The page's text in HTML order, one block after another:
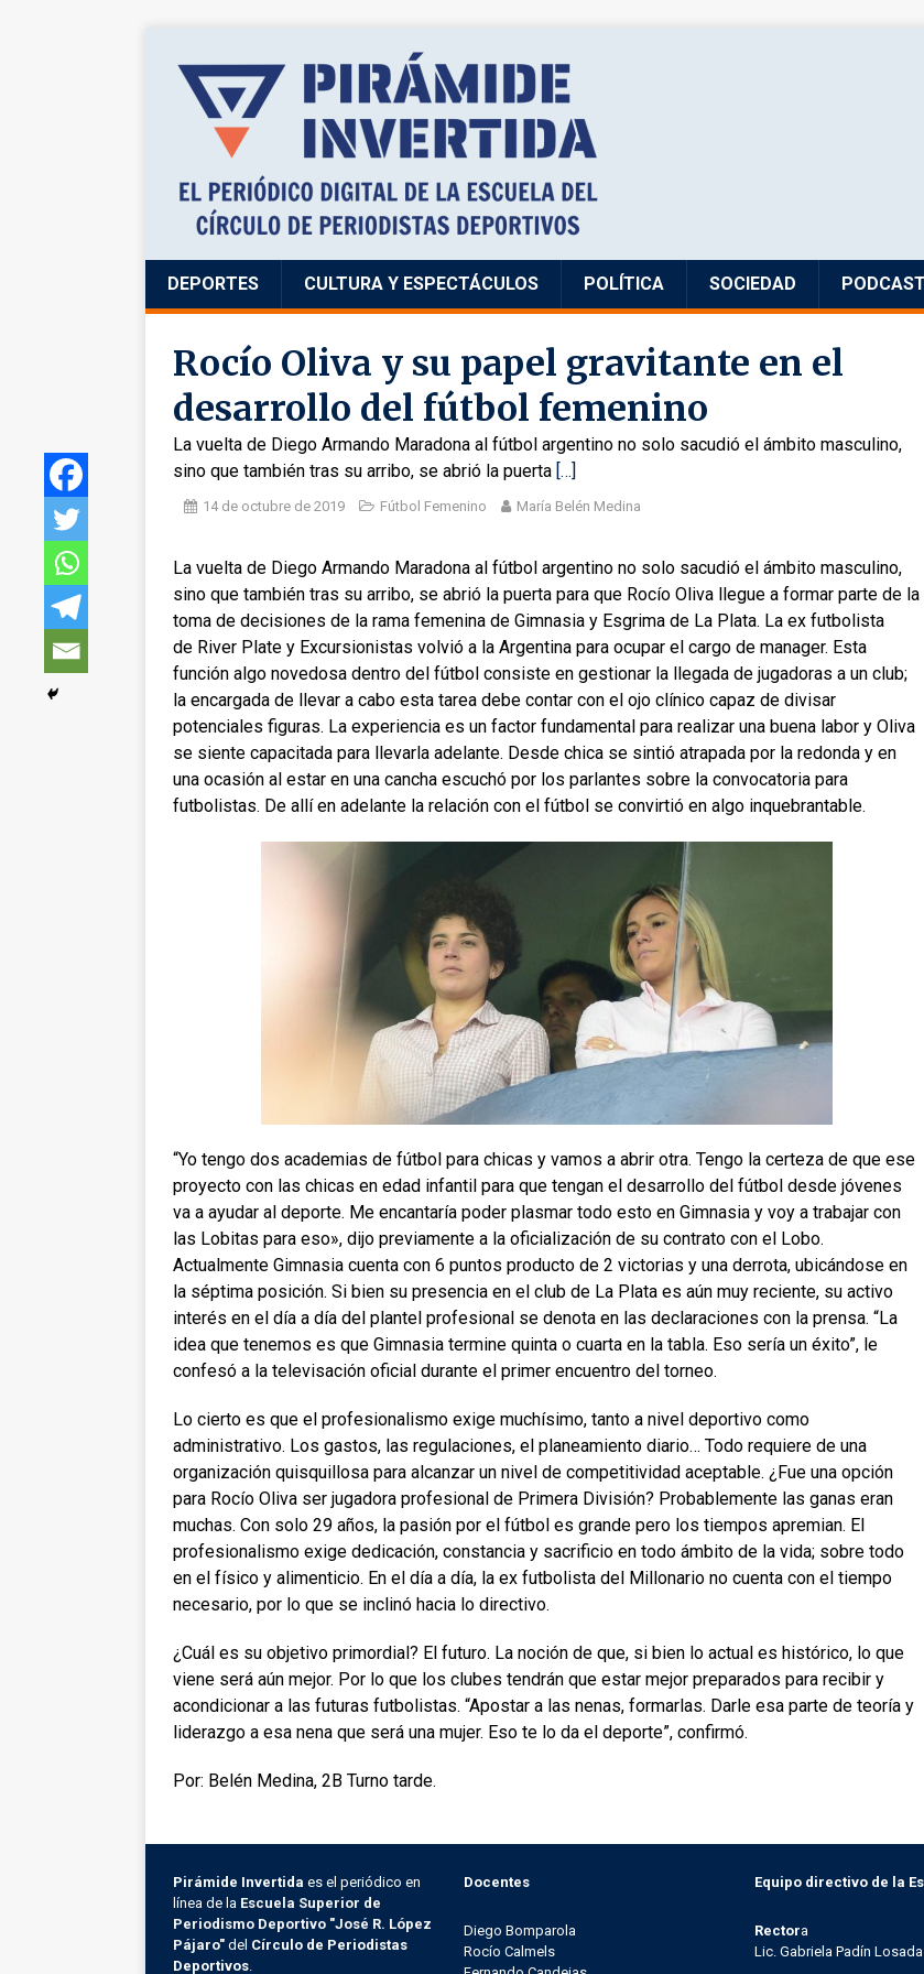
DEPORTES CULTURA Y ESPECTÁCULOS POLÍTICA SOCIEDAD PODCAST
Rocío Oliva y su papel gravitante en el
desarrollo del fútbol femenino
La vuelta de Diego Armando Maradona al fútbol argentino no solo sacudió el ámbito masculino,
sino que también tras su arribo, se abrió la puerta […]
14 de octubre de 2019 Fútbol Femenino María Belén Medina
La vuelta de Diego Armando Maradona al fútbol argentino no solo sacudió el ámbito masculino,
sino que también tras su arribo, se abrió la puerta para que Rocío Oliva llegue a formar parte de la
toma de decisiones de la rama femenina de Gimnasia y Esgrima de La Plata. La ex futbolista
de River Plate y Excursionistas volvió a la Argentina para ocupar el cargo de manager. Esta
función algo novedosa dentro del fútbol consiste en gestionar la llegada de jugadoras a un club;
la encargada de llevar a cabo esta tarea debe contar con el ojo clínico capaz de divisar
potenciales figuras. La experiencia es un factor fundamental para realizar una buena labor y Oliva
se siente capacitada para llevarla adelante. Desde chica se sintió atrapada por la redonda y en
una ocasión al estar en una cancha escuchó por los parlantes sobre la convocatoria para
futbolistas. De allí en adelante la relación con el fútbol se convirtió en algo inquebrantable.
“Yo tengo dos academias de fútbol para chicas y vamos a abrir otra. Tengo la certeza de que ese
proyecto con las chicas en edad infantil para que tengan el desarrollo del fútbol desde jóvenes
va a ayudar al deporte. Me encantaría poder plasmar todo esto en Gimnasia y voy a trabajar con
las Lobitas para eso», dijo previamente a la oficialización de su contrato con el Lobo.
Actualmente Gimnasia cuenta con 6 puntos producto de 2 victorias y una derrota, ubicándose en
la séptima posición. Si bien su presencia en el club de La Plata es aún muy reciente, su activo
interés en el día a día del plantel profesional se denota en las declaraciones con la prensa. “La
idea que tenemos es que Gimnasia termine quinta o cuarta en la tabla. Eso sería un éxito”, le
confesó a la televisación oficial durante el primer encuentro del torneo.
Lo cierto es que el profesionalismo exige muchísimo, tanto a nivel deportivo como
administrativo. Los gastos, las regulaciones, el planeamiento diario… Todo requiere de una
organización quisquillosa para alcanzar un nivel de competitividad aceptable. ¿Fue una opción
para Rocío Oliva ser jugadora profesional de Primera División? Probablemente las ganas eran
muchas. Con solo 29 años, la pasión por el fútbol es grande pero los tiempos apremian. El
profesionalismo exige dedicación, constancia y sacrificio en todo ámbito de la vida; sobre todo
en el físico y alimenticio. En el día a día, la ex futbolista del Millonario no cuenta con el tiempo
necesario, por lo que se inclinó hacia lo directivo.
¿Cuál es su objetivo primordial? El futuro. La noción de que, si bien lo actual es histórico, lo que
viene será aún mejor. Por lo que los clubes tendrán que estar mejor preparados para recibir y
acondicionar a las futuras futbolistas. “Apostar a las nenas, formarlas. Darle esa parte de teoría y
liderazgo a esa nena que será una mujer. Eso te lo da el deporte”, confirmó.
Por: Belén Medina, 2B Turno tarde.
Pirámide Invertida es el periódico en
línea de la Escuela Superior de
Periodismo Deportivo "José R. López
Pájaro" del Círculo de Periodistas
Deportivos
Docentes
Diego Bomparola
Rocío Calmels
Equipo directivo de la
Rectora
Lic. Gabriela Padín Losada